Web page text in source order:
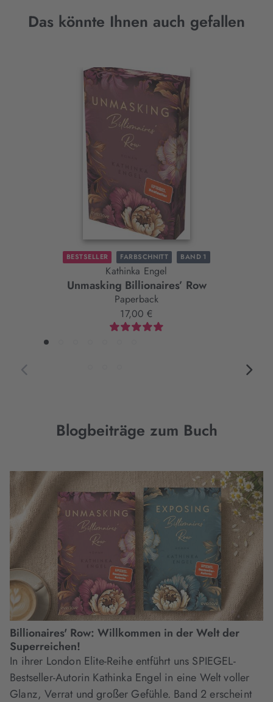
Das könnte Ihnen auch gefallen
Interaktives
BESTSELLER FARBSCHNITT BAND 1
Kathinka Engel
Unmasking Billionaires’ Row
Paperback
17,00 €
Blogbeiträge zum Buch
Billionaires' Row: Willkommen in der Welt der
Superreichen!
In ihrer London Elite-Reihe entführt uns SPIEGEL-
Bestseller-Autorin Kathinka Engel in eine Welt voller
Glanz, Verrat und großer Gefühle. Band 2 erscheint